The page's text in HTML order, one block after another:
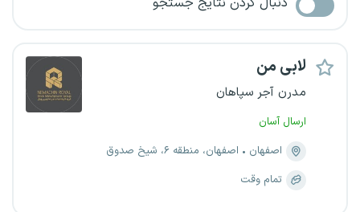
لابی من
مدرن آجر سپاهان
ارسال آسان
اصفهان
اصفهان، منطقه ۶، شیخ صدوق
تمام وقت